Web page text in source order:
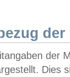
der
der
Dies